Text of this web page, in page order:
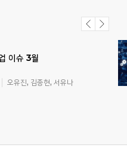
이슈 3월
오유진, 김종현, 서유나